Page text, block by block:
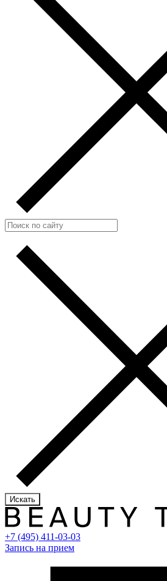
Искать
+7 (495) 411-03-03
Запись на прием